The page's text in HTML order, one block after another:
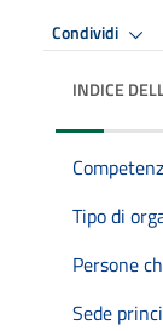
Condividi
INDICE
Tipo di
Persone
Sede